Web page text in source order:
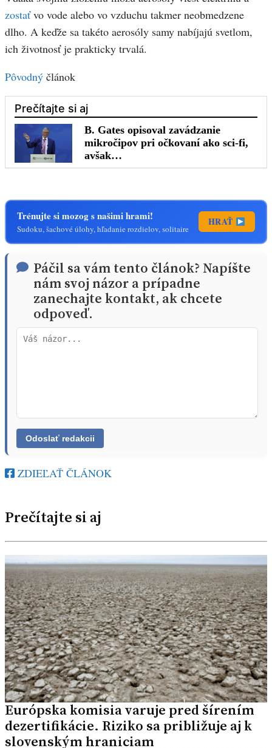
zostaťvo vode alebo vo vzduchu takmer neobmedzene
dlho. A keďže sa takéto aerosóly samy nabíjajú svetlom,
ich životnosť je prakticky trvalá.
Pôvodný článok
Trénujte si mozog s našimi hrami!
Sudoku, šachové úlohy, hľadanie rozdielov, solitaire
HRAŤ
Páčil sa vám tento článok? Napíšte
nám svoj názor a prípadne
zanechajte kontakt, ak chcete
odpoveď.
ZDIEĽAŤ ČLÁNOK
Prečítajte si aj
Európska komisia varuje pred šírením
dezertifikácie. Riziko sa približuje aj k
slovenským hraniciam